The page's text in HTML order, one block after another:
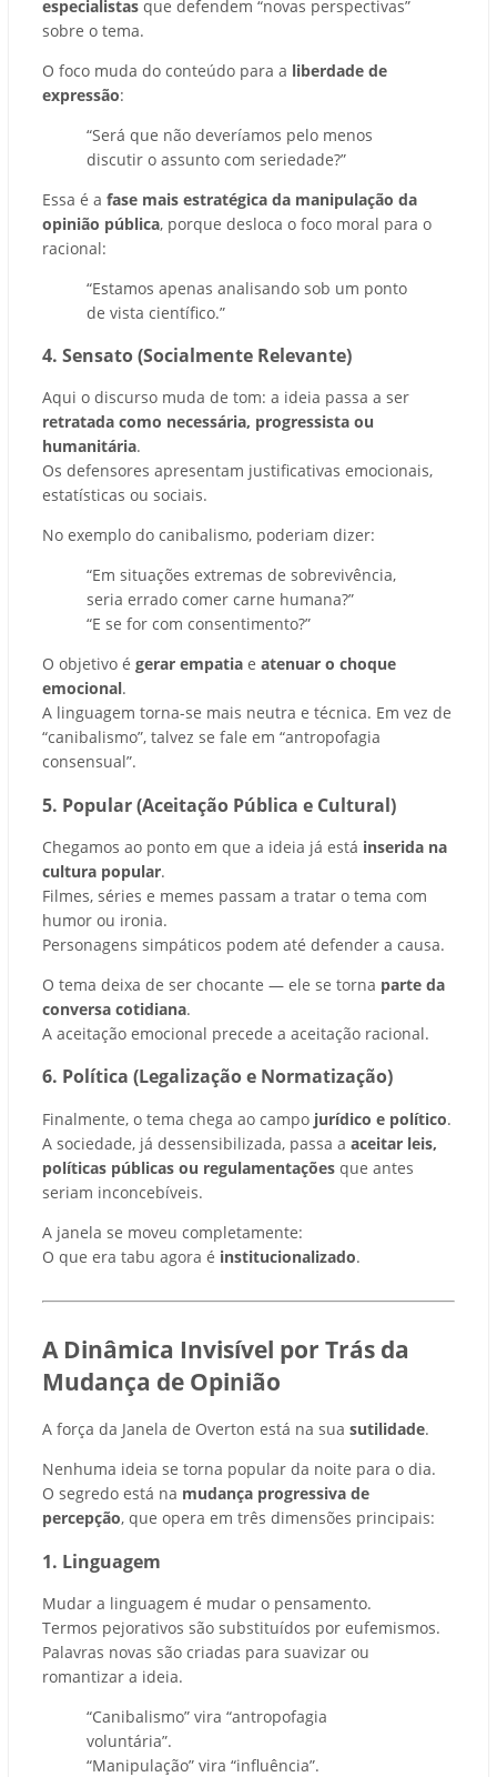
especialistas que defendem “novas perspectivas”
sobre o tema.
O foco muda do conteúdo para a liberdade de
expressão:
“Será que não deveríamos pelo menos
discutir o assunto com seriedade?”
Essa é a fase mais estratégica da manipulação da
opinião pública, porque desloca o foco moral para o
racional:
“Estamos apenas analisando sob um ponto
de vista científico.”
4. Sensato (Socialmente Relevante)
Aqui o discurso muda de tom: a ideia passa a ser
retratada como necessária, progressista ou
humanitária.
Os defensores apresentam justificativas emocionais,
estatísticas ou sociais.
No exemplo do canibalismo, poderiam dizer:
“Em situações extremas de sobrevivência,
seria errado comer carne humana?”
“E se for com consentimento?”
O objetivo é gerar empatia e atenuar o choque
emocional.
A linguagem torna-se mais neutra e técnica. Em vez de
“canibalismo”, talvez se fale em “antropofagia
consensual”.
5. Popular (Aceitação Pública e Cultural)
Chegamos ao ponto em que a ideia já está inserida na
cultura popular.
Filmes, séries e memes passam a tratar o tema com
humor ou ironia.
Personagens simpáticos podem até defender a causa.
O tema deixa de ser chocante — ele se torna parte da
conversa cotidiana.
A aceitação emocional precede a aceitação racional.
6. Política (Legalização e Normatização)
Finalmente, o tema chega ao campo jurídico e político.
A sociedade, já dessensibilizada, passa a aceitar leis,
políticas públicas ou regulamentações que antes
seriam inconcebíveis.
A janela se moveu completamente:
O que era tabu agora é institucionalizado.
A Dinâmica Invisível por Trás da
Mudança de Opinião
A força da Janela de Overton está na sua sutilidade.
Nenhuma ideia se torna popular da noite para o dia.
O segredo está na mudança progressiva de
percepção, que opera em três dimensões principais:
1. Linguagem
Mudar a linguagem é mudar o pensamento.
Termos pejorativos são substituídos por eufemismos.
Palavras novas são criadas para suavizar ou
romantizar a ideia.
“Canibalismo” vira “antropofagia
voluntária”.
“Manipulação” vira “influência”.